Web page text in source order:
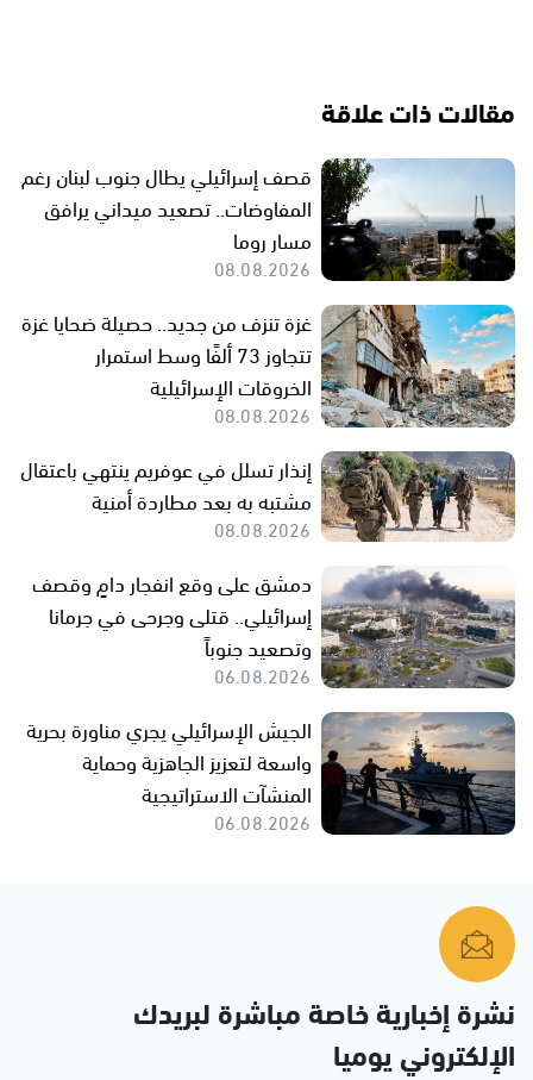
مقالات ذات علاقة
قصف إسرائيلي يطال جنوب لبنان رغم
المفاوضات.. تصعيد ميداني يرافق
مسار روما
08.08.2026
غزة تنزف من جديد.. حصيلة ضحايا غزة
تتجاوز 73 ألفًا وسط استمرار
الخروقات الإسرائيلية
08.08.2026
إنذار تسلل في عوفريم ينتهي باعتقال
مشتبه به بعد مطاردة أمنية
08.08.2026
دمشق على وقع انفجار دامٍ وقصف
إسرائيلي.. قتلى وجرحى في جرمانا
وتصعيد جنوباً
06.08.2026
الجيش الإسرائيلي يجري مناورة بحرية
واسعة لتعزيز الجاهزية وحماية
المنشآت الاستراتيجية
06.08.2026
نشرة إخبارية خاصة مباشرة لبريدك
الإلكتروني يوميا